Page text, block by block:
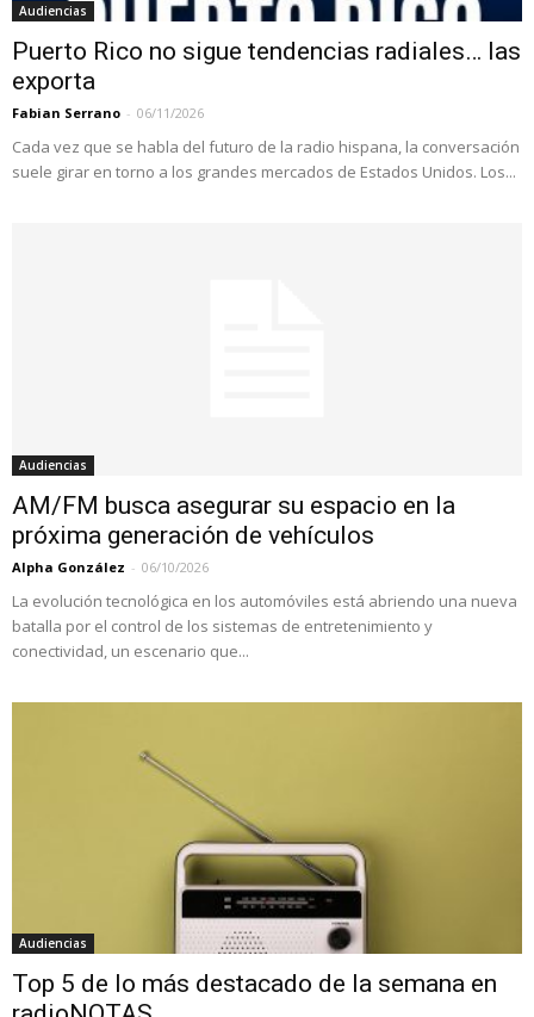
Audiencias
Puerto Rico no sigue tendencias radiales… las
exporta
Fabian Serrano - 06/11/2026
Cada vez que se habla del futuro de la radio hispana, la conversación
suele girar en torno a los grandes mercados de Estados Unidos. Los...
Audiencias
AM/FM busca asegurar su espacio en la
próxima generación de vehículos
Alpha González - 06/10/2026
La evolución tecnológica en los automóviles está abriendo una nueva
batalla por el control de los sistemas de entretenimiento y
conectividad, un escenario que...
Audiencias
Top 5 de lo más destacado de la semana en